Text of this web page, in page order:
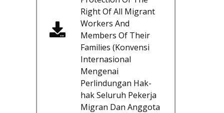
Right Of All Migrant
Workers And
Members Of Their
Families (Konvensi
Internasional
Mengenai
Perlindungan Hak-
hak Seluruh Pekerja
Migran Dan Anggota